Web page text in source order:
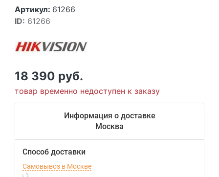
Артикул: 61266
ID: 61266
18 390 руб.
товар временно недоступен к заказу
Информация о доставке
Москва
Способ доставки
Самовывоз в Москве